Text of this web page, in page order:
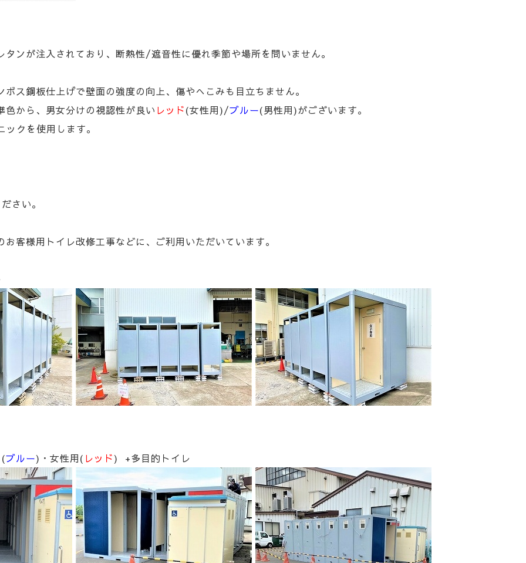
タンが注入されており、断熱性/遮音性に優れ季節や場所を問いません。
ス鋼板仕上げで壁面の強度の向上、傷やへこみも目立ちません。
色から、男女分けの視認性が良い レッド(女性用)/ブルー(男性用)がございます。
クを使用します。
さい。
客様用トイレ改修工事などに、ご利用いただいています。
ブルー)・女性用( レッド) +多目的トイレ